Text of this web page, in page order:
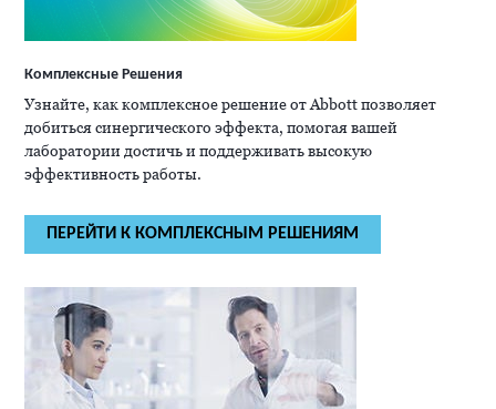
Комплексные Решения
Узнайте, как комплексное решение от Abbott позволяет
добиться синергического эффекта, помогая вашей
лаборатории достичь и поддерживать высокую
эффективность работы.
ПЕРЕЙТИ К КОМПЛЕКСНЫМ РЕШЕНИЯМ